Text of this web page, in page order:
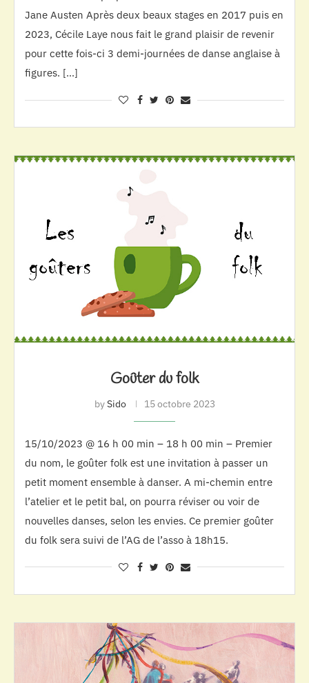
Jane Austen Après deux beaux stages en 2017 puis en
2023, Cécile Laye nous fait le grand plaisir de revenir
pour cette fois-ci 3 demi-journées de danse anglaise à
figures. […]
Goûter du folk
bySido 15 octobre 2023
15/10/2023 @ 16 h 00 min – 18 h 00 min – Premier
du nom, le goûter folk est une invitation à passer un
petit moment ensemble à danser. A mi-chemin entre
l’atelier et le petit bal, on pourra réviser ou voir de
nouvelles danses, selon les envies. Ce premier goûter
du folk sera suivi de l’AG de l’asso à 18h15.